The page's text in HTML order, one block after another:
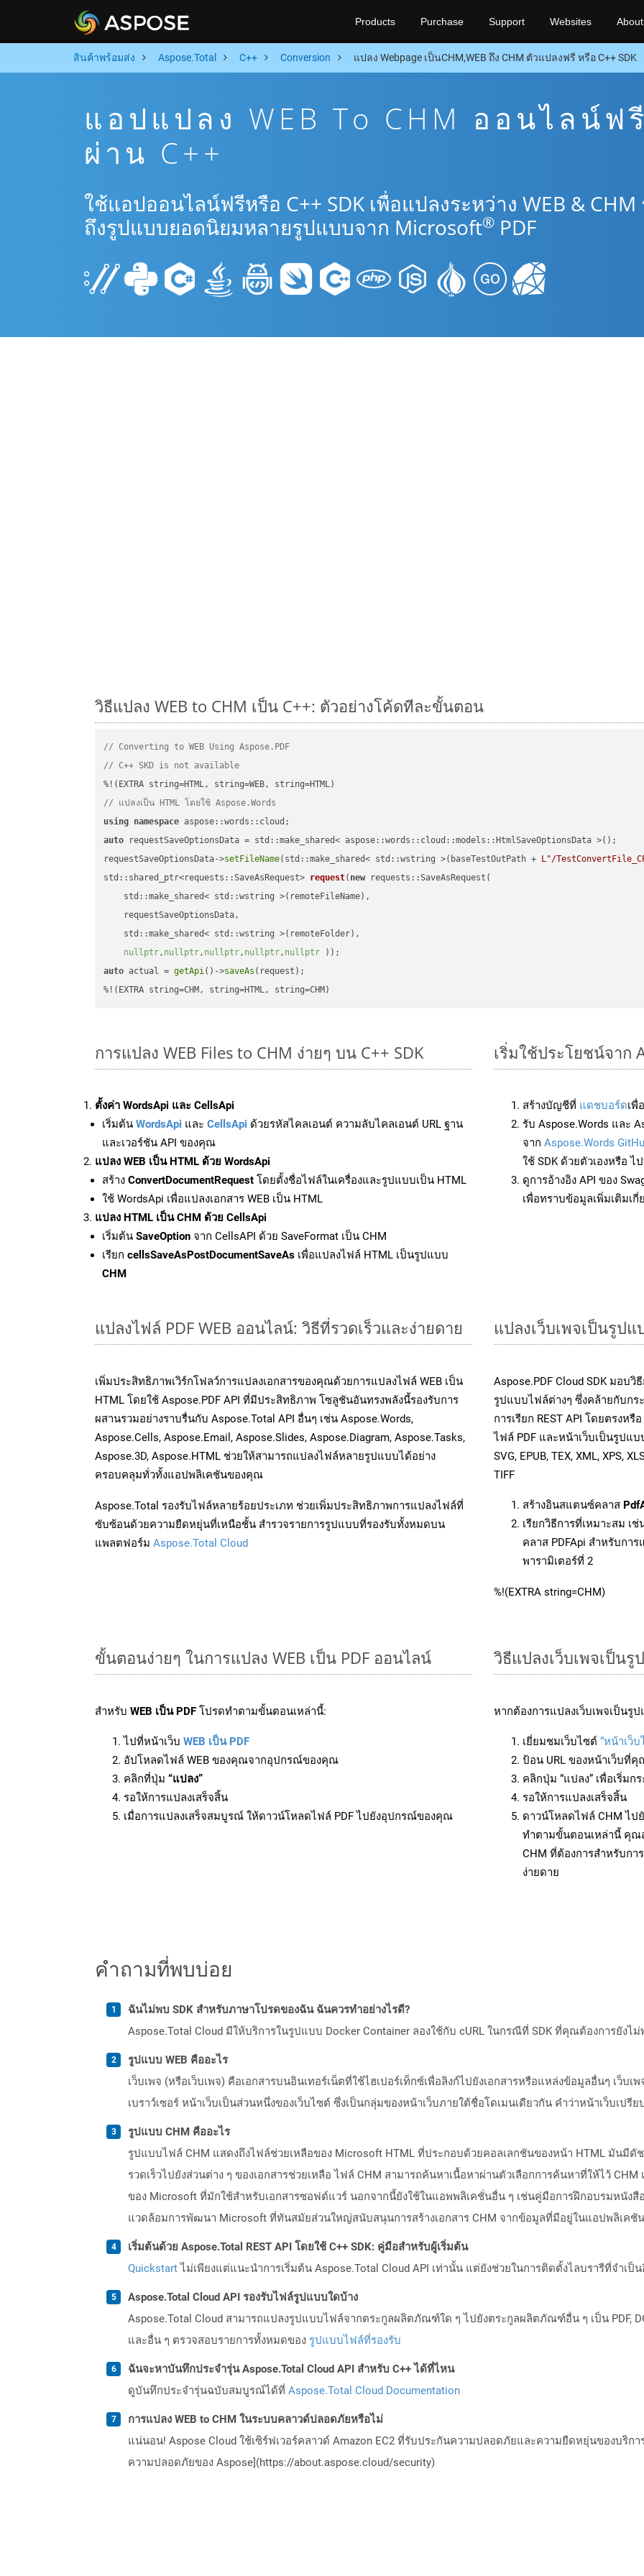
Products Purchase Support Websites About
สินค้าพร้อมส่ง Aspose.Total C++ Conversion แปลง Webpage เป็นCHM,WEB ถึง CHM ตัวแปลงฟรี หรือ C++ SDK
แอปแปลง WEB To CHM ออนไลน์ฟรี
ผ่าน C++
ใช้แอปออนไลน์ฟรีหรือ C++ SDK เพื่อแปลงระหว่าง WEB & CHM
ถึงรูปแบบยอดนิยมหลายรูปแบบจาก Microsoft® PDF
วิธีแปลง WEB to CHM เป็น C++: ตัวอย่างโค้ดทีละขั้นตอน
// Converting to WEB Using Aspose.PDF
// C++ SKD is not available
// แปลงเป็น HTML โดยใช้ Aspose.Words
using namespace
auto requestSaveOptionsData = std::make_shared< aspose::words::cloud::models::HtmlSaveOptionsData >();
requestSaveOptionsData->setFileName(std::make_shared< std::wstring >(baseTestOutPath + L"/
std::shared_ptr<requests::SaveAsRequest> request( new requests::SaveAsRequest(
    std::make_shared< std::wstring >(remoteFileName),
    requestSaveOptionsData,
    std::make_shared< std::wstring >(remoteFolder),
nullptr, nullptr, nullptr, nullptr, nullptr ))
auto actual = getApi()->saveAs (request);
%!(EXTRA string=CHM, string=HTML, string=CHM)
การแปลง WEB Files to CHM ง่ายๆ บน C++ SDK
ตั้งค่า WordsApi และ CellsApi
เริ่มต้น WordsApi และ CellsApi ด้วยรหัสไคลเอนต์ ความลับไคลเอนต์ URL ฐาน
และเวอร์ชัน API ของคุณ
แปลง WEB เป็น HTML ด้วย WordsApi
สร้าง ConvertDocumentRequest โดยตั้งชื่อไฟล์ในเครื่องและรูปแบบเป็น HTML
ใช้ WordsApi เพื่อแปลงเอกสาร WEB เป็น HTML
แปลง HTML เป็น CHM ด้วย CellsApi
เริ่มต้น SaveOption จาก CellsAPI ด้วย SaveFormat เป็น CHM
เรียก cellsSaveAsPostDocumentSaveAs เพื่อแปลงไฟล์ HTML เป็นรูปแบบ
CHM
เริ่มใช้ประโยชน์จาก
สร้างบัญชีที่ แดชบอร์ดเพื่
รับ Aspose.Words และ
จาก Aspose.Words
ใช้ SDK ด้วยตัวเองหรือ ไ
ดูการอ้างอิง API ของ
เพื่อทราบข้อมูลเพิ่มเติมเกี่
แปลงไฟล์ PDF WEB ออนไลน์: วิธีที่รวดเร็วและง่ายดาย
เพิ่มประสิทธิภาพเวิร์กโฟลว์การแปลงเอกสารของคุณด้วยการแปลงไฟล์ WEB เป็น
HTML โดยใช้ Aspose.PDF API ที่มีประสิทธิภาพ โซลูชันอันทรงพลังนี้รองรับการ
ผสานรวมอย่างราบรื่นกับ Aspose.Total API อื่นๆ เช่น Aspose.Words,
Aspose.Cells, Aspose.Email, Aspose.Slides, Aspose.Diagram, Aspose.Tasks,
Aspose.3D, Aspose.HTML ช่วยให้สามารถแปลงไฟล์หลายรูปแบบได้อย่าง
ครอบคลุมทั่วทั้งแอปพลิเคชันของคุณ
Aspose.Total รองรับไฟล์หลายร้อยประเภท ช่วยเพิ่มประสิทธิภาพการแปลงไฟล์ที่
ซับซ้อนด้วยความยืดหยุ่นที่เหนือชั้น สำรวจรายการรูปแบบที่รองรับทั้งหมดบน
แพลตฟอร์ม Aspose.Total Cloud
แปลงเว็บเพจเป็นรูป
Aspose.PDF Cloud SDK มอบ
รูปแบบไฟล์ต่างๆ ซึ่งคล้ายกับกร
การเรียก REST API โดยตรงหรื
ไฟล์ PDF และหน้าเว็บเป็นรูปแ
SVG, EPUB, TEX, XML, XPS,
TIFF
สร้างอินสแตนซ์คลาส
เรียกวิธีการที่เหมาะสม เช่
คลาส PDFApi สำหรับกา
พารามิเตอร์ที่ 2
%!(EXTRA string=CHM)
ขั้นตอนง่ายๆ ในการแปลง WEB เป็น PDF ออนไลน์
สำหรับ WEB เป็น PDF โปรดทำตามขั้นตอนเหล่านี้:
ไปที่หน้าเว็บ WEB เป็น PDF
อัปโหลดไฟล์ WEB ของคุณจากอุปกรณ์ของคุณ
คลิกที่ปุ่ม “แปลง”
รอให้การแปลงเสร็จสิ้น
เมื่อการแปลงเสร็จสมบูรณ์ ให้ดาวน์โหลดไฟล์ PDF ไปยังอุปกรณ์ของคุณ
วิธีแปลงเว็บเพจเป็นรู
หากต้องการแปลงเว็บเพจเป็นรู
เยี่ยมชมเว็บไซต์ “หน้าเว็บ
ป้อน URL ของหน้าเว็บที่
คลิกปุ่ม “แปลง” เพื่อเริ่มก
รอให้การแปลงเสร็จสิ้น
ดาวน์โหลดไฟล์ CHM ไป
ทำตามขั้นตอนเหล่านี้ คุณ
CHM ที่ต้องการสำหรับกา
ง่ายดาย
คำถามที่พบบ่อย
ฉันไม่พบ SDK สำหรับภาษาโปรดของฉัน ฉันควรทำอย่างไรดี?
Aspose.Total Cloud มีให้บริการในรูปแบบ Docker Container ลองใช้กับ cURL ในกรณีที่ SDK ที่คุณต้องการยังไ
รูปแบบ WEB คืออะไร
เว็บเพจ (หรือเว็บเพจ) คือเอกสารบนอินเทอร์เน็ตที่ใช้ไฮเปอร์เท็กซ์เพื่อลิงก์ไปยังเอกสารหรือแหล่งข้อมูลอื่นๆ เว็บเ
เบราว์เซอร์ หน้าเว็บเป็นส่วนหนึ่งของเว็บไซต์ ซึ่งเป็นกลุ่มของหน้าเว็บภายใต้ชื่อโดเมนเดียวกัน คำว่าหน้าเว็บเป
รูปแบบ CHM คืออะไร
รูปแบบไฟล์ CHM แสดงถึงไฟล์ช่วยเหลือของ Microsoft HTML ที่ประกอบด้วยคอลเลกชันของหน้า HTML มันมีดั
รวดเร็วไปยังส่วนต่าง ๆ ของเอกสารช่วยเหลือ ไฟล์ CHM สามารถค้นหาเนื้อหาผ่านตัวเลือกการค้นหาที่ให้ไว้
ของ Microsoft ที่มักใช้สำหรับเอกสารซอฟต์แวร์ นอกจากนี้ยังใช้ในแอพพลิเคชั่นอื่น ๆ เช่นคู่มือการฝึกอบรมหนัง
แวดล้อมการพัฒนา Microsoft ที่ทันสมัยส่วนใหญ่สนับสนุนการสร้างเอกสาร CHM จากข้อมูลที่มีอยู่ในแอปพลิเคชัน
เริ่มต้นด้วย Aspose.Total REST API โดยใช้ C++ SDK: คู่มือสำหรับผู้เริ่มต้น
Quickstartไม่เพียงแต่แนะนำการเริ่มต้น Aspose.Total Cloud API เท่านั้น แต่ยังช่วยในการติดตั้งไลบรารีที่จำเป็
Aspose.Total Cloud API รองรับไฟล์รูปแบบใดบ้าง
Aspose.Total Cloud สามารถแปลงรูปแบบไฟล์จากตระกูลผลิตภัณฑ์ใด ๆ ไปยังตระกูลผลิตภัณฑ์อื่น ๆ เป็น PDF,
และอื่น ๆ ตรวจสอบรายการทั้งหมดของ รูปแบบไฟล์ที่รองรับ
ฉันจะหาบันทึกประจำรุ่น Aspose.Total Cloud API สำหรับ C++ ได้ที่ไหน
ดูบันทึกประจำรุ่นฉบับสมบูรณ์ได้ที่ Aspose.Total Cloud Documentation
การแปลง WEB to CHM ในระบบคลาวด์ปลอดภัยหรือไม่
แน่นอน! Aspose Cloud ใช้เซิร์ฟเวอร์คลาวด์ Amazon EC2 ที่รับประกันความปลอดภัยและความยืดหยุ่นของบริก
ความปลอดภัยของ Aspose](https://about.aspose.cloud/security)